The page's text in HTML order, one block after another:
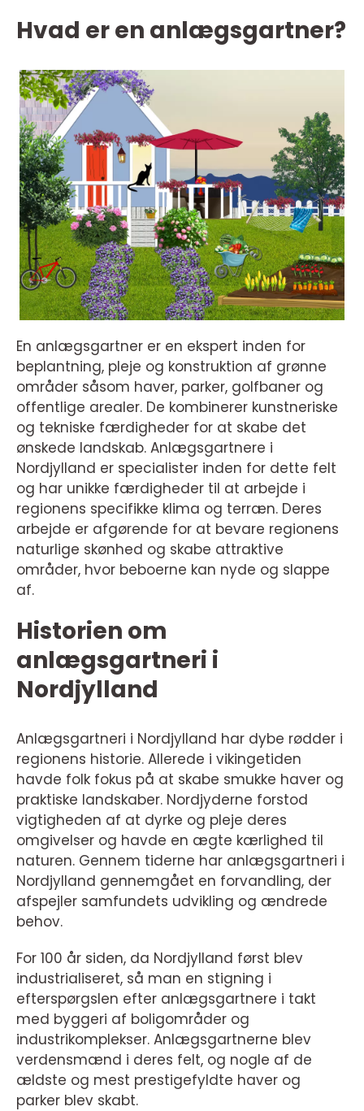
Hvad er en anlægsgartner?
En anlægsgartner er en ekspert inden for
beplantning, pleje og konstruktion af grønne
områder såsom haver, parker, golfbaner og
offentlige arealer. De kombinerer kunstneriske
og tekniske færdigheder for at skabe det
ønskede landskab. Anlægsgartnere i
Nordjylland er specialister inden for dette felt
og har unikke færdigheder til at arbejde i
regionens specifikke klima og terræn. Deres
arbejde er afgørende for at bevare regionens
naturlige skønhed og skabe attraktive
områder, hvor beboerne kan nyde og slappe
af.
Historien om
anlægsgartneri i
Nordjylland
Anlægsgartneri i Nordjylland har dybe rødder i
regionens historie. Allerede i vikingetiden
havde folk fokus på at skabe smukke haver og
praktiske landskaber. Nordjyderne forstod
vigtigheden af at dyrke og pleje deres
omgivelser og havde en ægte kærlighed til
naturen. Gennem tiderne har anlægsgartneri i
Nordjylland gennemgået en forvandling, der
afspejler samfundets udvikling og ændrede
behov.
For 100 år siden, da Nordjylland først blev
industrialiseret, så man en stigning i
efterspørgslen efter anlægsgartnere i takt
med byggeri af boligområder og
industrikomplekser. Anlægsgartnerne blev
verdensmænd i deres felt, og nogle af de
ældste og mest prestigefyldte haver og
parker blev skabt.